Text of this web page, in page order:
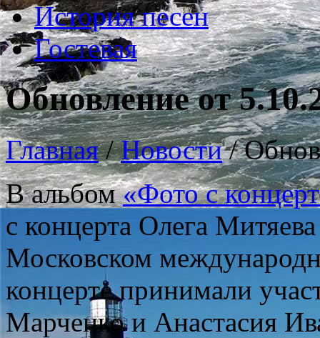
История песен
Гостевая
Обновление от
Главная/Новости/
В альбом«Фото с
с концерта Олега
Московском
концерте принимали
Марченко и Анастасия